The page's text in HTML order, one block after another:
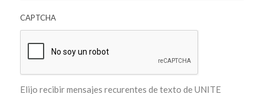
CAPTCHA
Elijo recibir mensajes recurentes de texto de UNITE